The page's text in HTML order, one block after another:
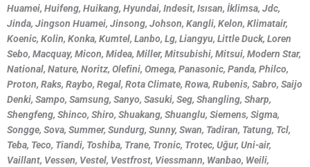
Huamei, Huifeng, Huikang, Hyundai, Indesit, Isısan, İklimsa, Jdc,
Jinda, Jingson Huamei, Jinsong, Johson, Kangli, Kelon, Klimatair,
Koenic, Kolin, Konka, Kumtel, Lanbo, Lg, Liangyu, Little Duck, Loren
Sebo, Macquay, Micon, Midea, Miller, Mitsubishi, Mitsui, Modern Star,
National, Nature, Noritz, Olefini, Omega, Panasonic, Panda, Philco,
Proton, Raks, Raybo, Regal, Rota Climate, Rowa, Rubenis, Sabro, Saijo
Denki, Sampo, Samsung, Sanyo, Sasuki, Seg, Shangling, Sharp,
Shengfeng, Shinco, Shiro, Shuakang, Shuanglu, Siemens, Sigma,
Songge, Sova, Summer, Sundurg, Sunny, Swan, Tadiran, Tatung, Tcl,
Teba, Teco, Tiandi, Toshiba, Trane, Tronic, Trotec, Uğur, Uni-air,
Vaillant, Vessen, Vestel, Vestfrost, Viessmann, Wanbao, Weili,